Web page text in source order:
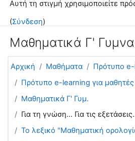
Μετάβαση στο κεντρικό περιεχόμενο
Αυτή τη στιγμή χρησιμοποιείτε
(Σύνδεση)
Μαθηματικά Γ'
Αρχική Μαθήματα
Πρότυπο e-
Πρότυπο e-learning για
Μαθηματικά Γ' Γυμ.
Για τη γνώση... Για τις
Το λεξικό "Μαθηματική